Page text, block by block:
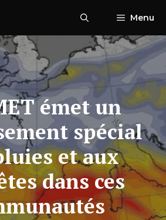
Menu
émet un
spécial
et aux
dans ces